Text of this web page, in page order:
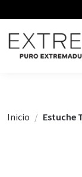
Inicio Estuche